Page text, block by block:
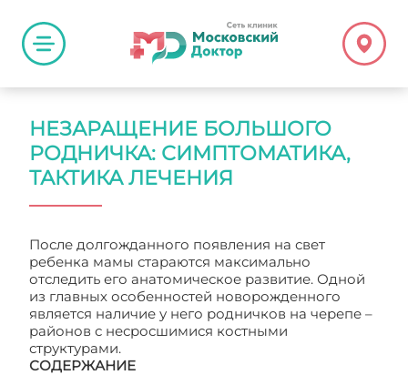
НЕЗАРАЩЕНИЕ БОЛЬШОГО
РОДНИЧКА: СИМПТОМАТИКА,
ТАКТИКА ЛЕЧЕНИЯ
После долгожданного появления на свет
ребенка мамы стараются максимально
отследить его анатомическое развитие. Одной
из главных особенностей новорожденного
является наличие у него родничков на черепе –
районов с несросшимися костными
структурами.
СОДЕРЖАНИЕ